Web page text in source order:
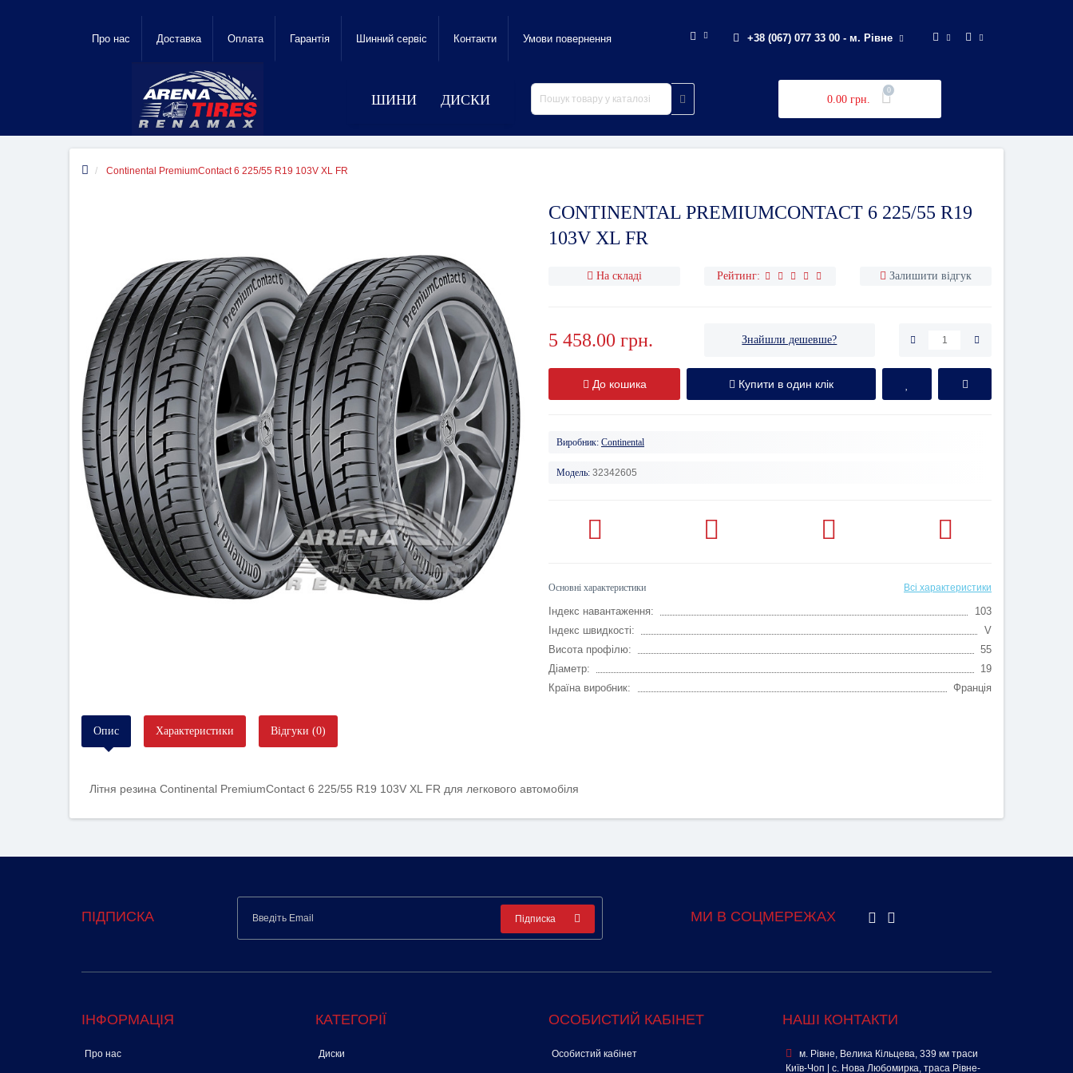
Про нас Доставка Оплата Гарантiя Шинний сервic Контакти Умови повернення +38 (067) 077 33 00 - м. Рівне
ШИНИ ДИСКИ 0.00 грн.
0
Continental PremiumContact 6 225/55 R19 103V XL FR
CONTINENTAL PREMIUMCONTACT 6 225/55 R19
103V XL FR
На складі Рейтинг: Залишити відгук
5 458.00 грн. Знайшли дешевше?
До кошика Купити в один клік
Виробник: Continental
Модель: 32342605
Основні характеристики Всі характеристики
Індекс навантаження:
103
Індекс швидкості:
V
Висота профілю:
55
Діаметр:
19
Країна виробник:
Франція
Опис Характеристики Відгуки (0)
Літня резина Continental PremiumContact 6 225/55 R19 103V XL FR для легкового автомобіля
ПІДПИСКА Підписка МИ В СОЦМЕРЕЖАХ
ІНФОРМАЦІЯ
Про нас
КАТЕГОРІЇ
Диски
ОСОБИСТИЙ КАБІНЕТ
Особистий кабінет
НАШІ КОНТАКТИ
м. Рівне, Велика Кільцева, 339 км траси
Київ-Чоп | с. Нова Любомирка, траса Рівне-